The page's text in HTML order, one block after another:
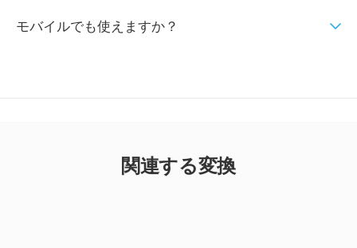
モバイルでも使えますか？
関連する変換